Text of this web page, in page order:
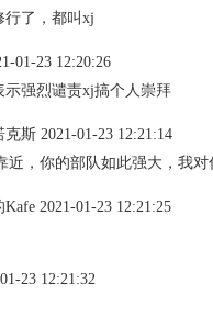
行了，都叫xj
01-23 12:20:26
强烈谴责xj搞个人崇拜
斯 2021-01-23 12:21:14
近，你的部队如此强大，我
2021-01-23 12:21:25
23 12:21:32